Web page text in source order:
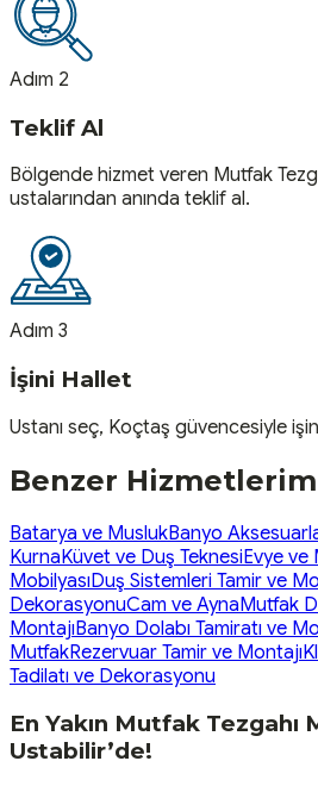
Adım 2
Teklif Al
Bölgende hizmet veren Mutfak
ustalarından anında teklif al.
Adım 3
İşini Hallet
Ustanı seç, Koçtaş güvencesiyle
Benzer
Batarya ve MuslukBanyo
KurnaKüvet ve Duş TeknesiEvye ve
MobilyasıDuş Sistemleri Tamir ve
DekorasyonuCam ve AynaMutfak
MontajıBanyo Dolabı Tamiratı ve
MutfakRezervuar Tamir ve Montajı
Tadilatı ve Dekorasyonu
En Yakın Mutfak Tezgahı
Ustabilir’de!